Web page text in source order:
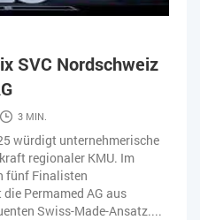
LOHN
& FÜHRUNG
MARKETING
SVC Nordschweiz
3 MIN.
würdigt unternehmerische
regionaler KMU. Im
fünf Finalisten
Permamed AG aus
Swiss-Made-Ansatz....